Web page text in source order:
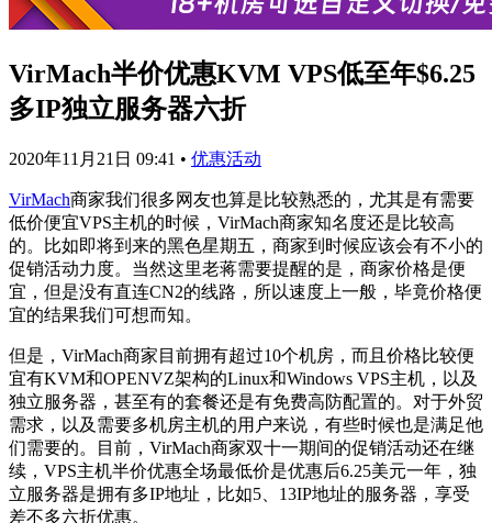
VirMach半价优惠KVM VPS低至年$6.25
多IP独立服务器六折
2020年11月21日 09:41 • 优惠活动
VirMach商家我们很多网友也算是比较熟悉的，尤其是有需要
低价便宜VPS主机的时候，VirMach商家知名度还是比较高
的。比如即将到来的黑色星期五，商家到时候应该会有不小的
促销活动力度。当然这里老蒋需要提醒的是，商家价格是便
宜，但是没有直连CN2的线路，所以速度上一般，毕竟价格便
宜的结果我们可想而知。
但是，VirMach商家目前拥有超过10个机房，而且价格比较便
宜有KVM和OPENVZ架构的Linux和Windows VPS主机，以及
独立服务器，甚至有的套餐还是有免费高防配置的。对于外贸
需求，以及需要多机房主机的用户来说，有些时候也是满足他
们需要的。目前，VirMach商家双十一期间的促销活动还在继
续，VPS主机半价优惠全场最低价是优惠后6.25美元一年，独
立服务器是拥有多IP地址，比如5、13IP地址的服务器，享受
差不多六折优惠。